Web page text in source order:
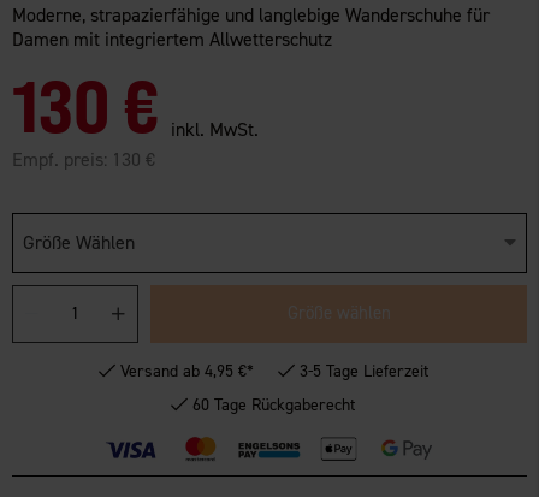
Moderne, strapazierfähige und langlebige Wanderschuhe für
Damen mit integriertem Allwetterschutz
130 € inkl. MwSt.
Empf. preis: 130 €
Größe Wählen
Größe wählen
Versand ab 4,95 €*
3-5 Tage Lieferzeit
60 Tage Rückgaberecht